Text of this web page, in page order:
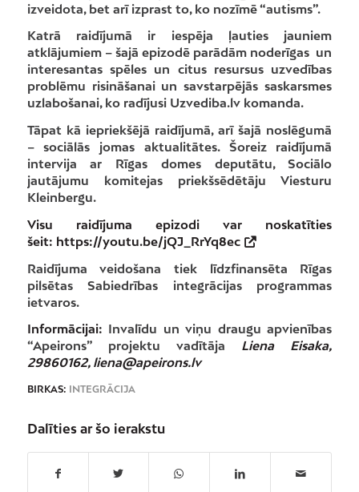
izveidota, bet arī izprast to, ko nozīmē “autisms”.
Katrā raidījumā ir iespēja ļauties jauniem
atklājumiem – šajā epizodē parādām noderīgas un
interesantas spēles un citus resursus uzvedības
problēmu risināšanai un savstarpējās saskarsmes
uzlabošanai, ko radījusi Uzvediba.lv komanda.
Tāpat kā iepriekšējā raidījumā, arī šajā noslēgumā
– sociālās jomas aktualitātes. Šoreiz raidījumā
intervija ar Rīgas domes deputātu, Sociālo
jautājumu komitejas priekšsēdētāju Viesturu
Kleinbergu.
Visu raidījuma epizodi var noskatīties
šeit: https://youtu.be/jQJ_RrYq8ec
Raidījuma veidošana tiek līdzfinansēta Rīgas
pilsētas Sabiedrības integrācijas programmas
ietvaros.
Informācijai: Invalīdu un viņu draugu apvienības
“Apeirons” projektu vadītāja Liena Eisaka,
29860162, liena@apeirons.lv
BIRKAS: INTEGRĀCIJA
Dalīties ar šo ierakstu